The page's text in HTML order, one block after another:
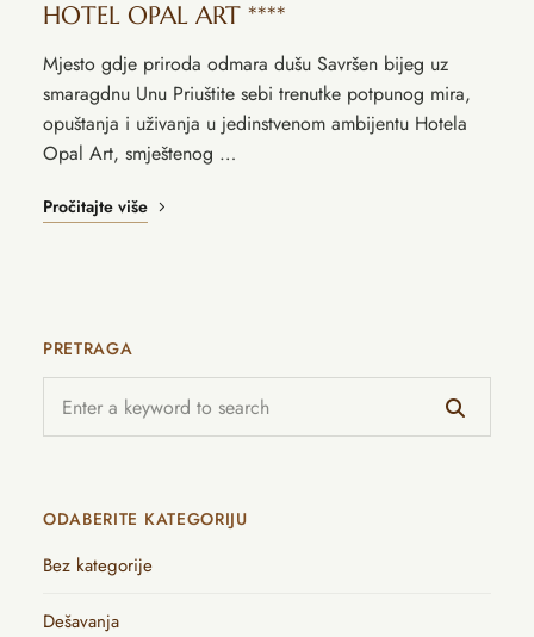
HOTEL OPAL ART ****
Mjesto gdje priroda odmara dušu Savršen bijeg uz
smaragdnu Unu Priuštite sebi trenutke potpunog mira,
opuštanja i uživanja u jedinstvenom ambijentu Hotela
Opal Art, smještenog …
Pročitajte više
PRETRAGA
ODABERITE KATEGORIJU
Bez kategorije
Dešavanja